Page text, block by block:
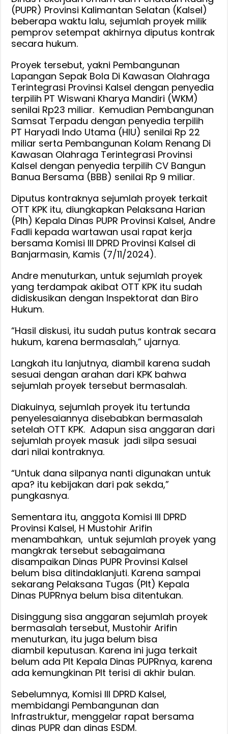
(PUPR) Provinsi Kalimantan Selatan (Kalsel)
beberapa waktu lalu, sejumlah proyek milik
pemprov setempat akhirnya diputus kontrak
secara hukum.
Proyek tersebut, yakni Pembangunan
Lapangan Sepak Bola Di Kawasan Olahraga
Terintegrasi Provinsi Kalsel dengan penyedia
terpilih PT Wiswani Kharya Mandiri (WKM)
senilai Rp23 miliar. Kemudian Pembangunan
Samsat Terpadu dengan penyedia terpilih
PT Haryadi Indo Utama (HIU) senilai Rp 22
miliar serta Pembangunan Kolam Renang Di
Kawasan Olahraga Terintegrasi Provinsi
Kalsel dengan penyedia terpilih CV Bangun
Banua Bersama (BBB) senilai Rp 9 miliar.
Diputus kontraknya sejumlah proyek terkait
OTT KPK itu, diungkapkan Pelaksana Harian
(Plh) Kepala Dinas PUPR Provinsi Kalsel, Andre
Fadli kepada wartawan usai rapat kerja
bersama Komisi III DPRD Provinsi Kalsel di
Banjarmasin, Kamis (7/11/2024).
Andre menuturkan, untuk sejumlah proyek
yang terdampak akibat OTT KPK itu sudah
didiskusikan dengan Inspektorat dan Biro
Hukum.
“Hasil diskusi, itu sudah putus kontrak secara
hukum, karena bermasalah,” ujarnya.
Langkah itu lanjutnya, diambil karena sudah
sesuai dengan arahan dari KPK bahwa
sejumlah proyek tersebut bermasalah.
Diakuinya, sejumlah proyek itu tertunda
penyelesaiannya disebabkan bermasalah
setelah OTT KPK. Adapun sisa anggaran dari
sejumlah proyek masuk jadi silpa sesuai
dari nilai kontraknya.
“Untuk dana silpanya nanti digunakan untuk
apa? itu kebijakan dari pak sekda,”
pungkasnya.
Sementara itu, anggota Komisi III DPRD
Provinsi Kalsel, H Mustohir Arifin
menambahkan, untuk sejumlah proyek yang
mangkrak tersebut sebagaimana
disampaikan Dinas PUPR Provinsi Kalsel
belum bisa ditindaklanjuti. Karena sampai
sekarang Pelaksana Tugas (Plt) Kepala
Dinas PUPRnya belum bisa ditentukan.
Disinggung sisa anggaran sejumlah proyek
bermasalah tersebut, Mustohir Arifin
menuturkan, itu juga belum bisa
diambil keputusan. Karena ini juga terkait
belum ada Plt Kepala Dinas PUPRnya, karena
ada kemungkinan Plt terisi di akhir bulan.
Sebelumnya, Komisi III DPRD Kalsel,
membidangi Pembangunan dan
Infrastruktur, menggelar rapat bersama
dinas PUPR dan dinas ESDM.